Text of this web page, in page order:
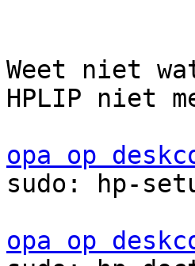
Weet niet
HPLIP niet
opa op
sudo: hp-
opa op